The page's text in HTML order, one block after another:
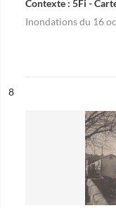
Contexte : 5Fi -
Inondations du 16
n°
8